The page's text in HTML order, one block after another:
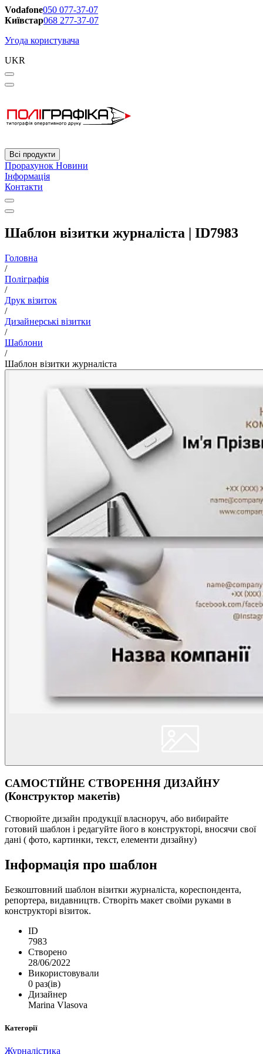
Vodafone050 077-37-07
Київстар068 277-37-07
Угода користувача
UKR
Всі продукти
Прорахунок Новини
Інформація
Контакти
Шаблон візитки журналіста | ID7983
Головна
/
Поліграфія
/
Друк візиток
/
Дизайнерські візитки
/
Шаблони
/
Шаблон візитки журналіста
САМОСТІЙНЕ СТВОРЕННЯ ДИЗАЙНУ
(Конструктор макетів)
Створюйте дизайн продукції власноруч, або вибирайте
готовий шаблон і редагуйте його в конструкторі, вносячи свої
дані ( фото, картинки, текст, елементи дизайну)
Інформація про шаблон
Безкоштовний шаблон візитки журналіста, кореспондента,
репортера, видавництв. Створіть макет своїми руками в
конструкторі візиток.
ID
7983
Створено
28/06/2022
Використовували
0 раз(ів)
Дизайнер
Marina Vlasova
Категорії
Журналістика